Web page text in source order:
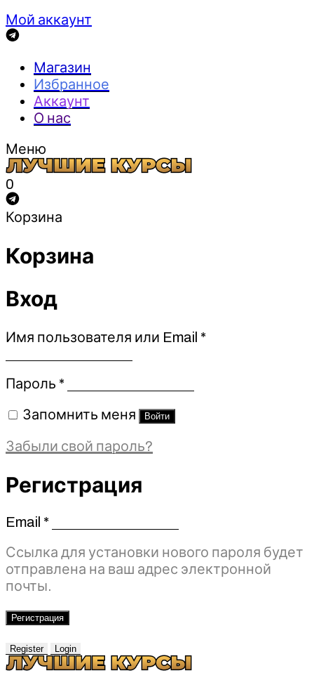
Мой аккаунт
Магазин
Избранное
Аккаунт
О нас
Меню
0
Корзина
Корзина
Вход
Имя пользователя или Email *Обязательно
Пароль *Обязательно
Запомнить меня Войти
Забыли свой пароль?
Регистрация
Email *Обязательно
Ссылка для установки нового пароля будет
отправлена ​​на ваш адрес электронной
почты.
Регистрация
Register Login